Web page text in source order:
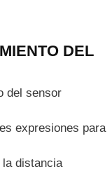
DEL
expresiones para